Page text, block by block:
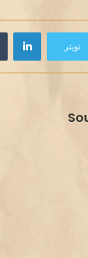
تويتر